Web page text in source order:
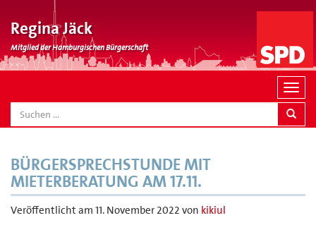
Regina Jäck
Mitglied der Hamburgischen Bürgerschaft
N
a
v
SEARCH
BÜRGERSPRECHSTUNDE MIT
MIETERBERATUNG AM 17.11.
Veröffentlicht am 11. November 2022 von kikiul